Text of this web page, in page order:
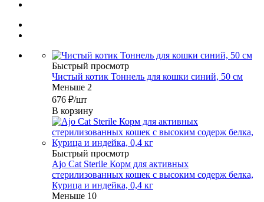
Быстрый просмотр
Чистый котик Тоннель для кошки синий, 50 см
Меньше 2
676 ₽/шт
В корзину
Быстрый просмотр
Ajo Cat Sterile Корм для активных
стерилизованных кошек с высоким содерж белка,
Курица и индейка, 0,4 кг
Меньше 10